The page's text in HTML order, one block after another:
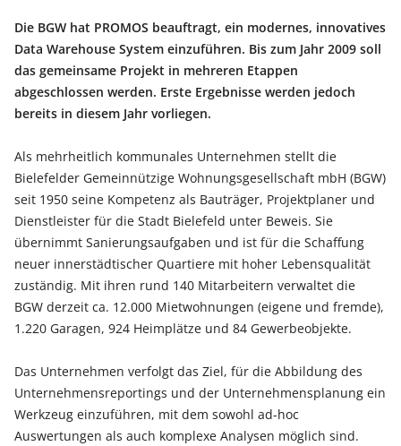
Die BGW hat PROMOS beauftragt, ein modernes, innovatives
Data Warehouse System einzuführen. Bis zum Jahr 2009 soll
das gemeinsame Projekt in mehreren Etappen
abgeschlossen werden. Erste Ergebnisse werden jedoch
bereits in diesem Jahr vorliegen.
Als mehrheitlich kommunales Unternehmen stellt die
Bielefelder Gemeinnützige Wohnungsgesellschaft mbH (BGW)
seit 1950 seine Kompetenz als Bauträger, Projektplaner und
Dienstleister für die Stadt Bielefeld unter Beweis. Sie
übernimmt Sanierungsaufgaben und ist für die Schaffung
neuer innerstädtischer Quartiere mit hoher Lebensqualität
zuständig. Mit ihren rund 140 Mitarbeitern verwaltet die
BGW derzeit ca. 12.000 Mietwohnungen (eigene und fremde),
1.220 Garagen, 924 Heimplätze und 84 Gewerbeobjekte.
Das Unternehmen verfolgt das Ziel, für die Abbildung des
Unternehmensreportings und der Unternehmensplanung ein
Werkzeug einzuführen, mit dem sowohl ad-hoc
Auswertungen als auch komplexe Analysen möglich sind.